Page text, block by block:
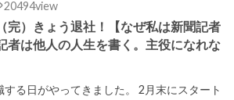
20494view
完）きょう退社！【なぜ私は新聞記者
者は他人の人生を書く。主役になれな
る日がやってきました。 2月末にスタート